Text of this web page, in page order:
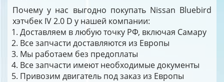
Почему у нас выгодно покупать Nissan Bluebird
хэтчбек IV 2.0 D у нашей компании:
Доставляем в любую точку РФ, включая Самару
Все запчасти доставляются из Европы
Мы работаем без предоплаты
Все запчасти имеют необходимые документы
Привозим двигатель под заказ из Европы